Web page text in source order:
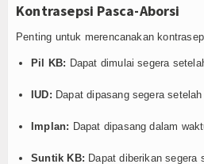
Kontrasepsi Pasca-Aborsi
Penting untuk merencanakan
Pil KB: Dapat dimulai segera
IUD: Dapat dipasang segera
Implan: Dapat dipasang dalam
Suntik KB: Dapat diberikan segera